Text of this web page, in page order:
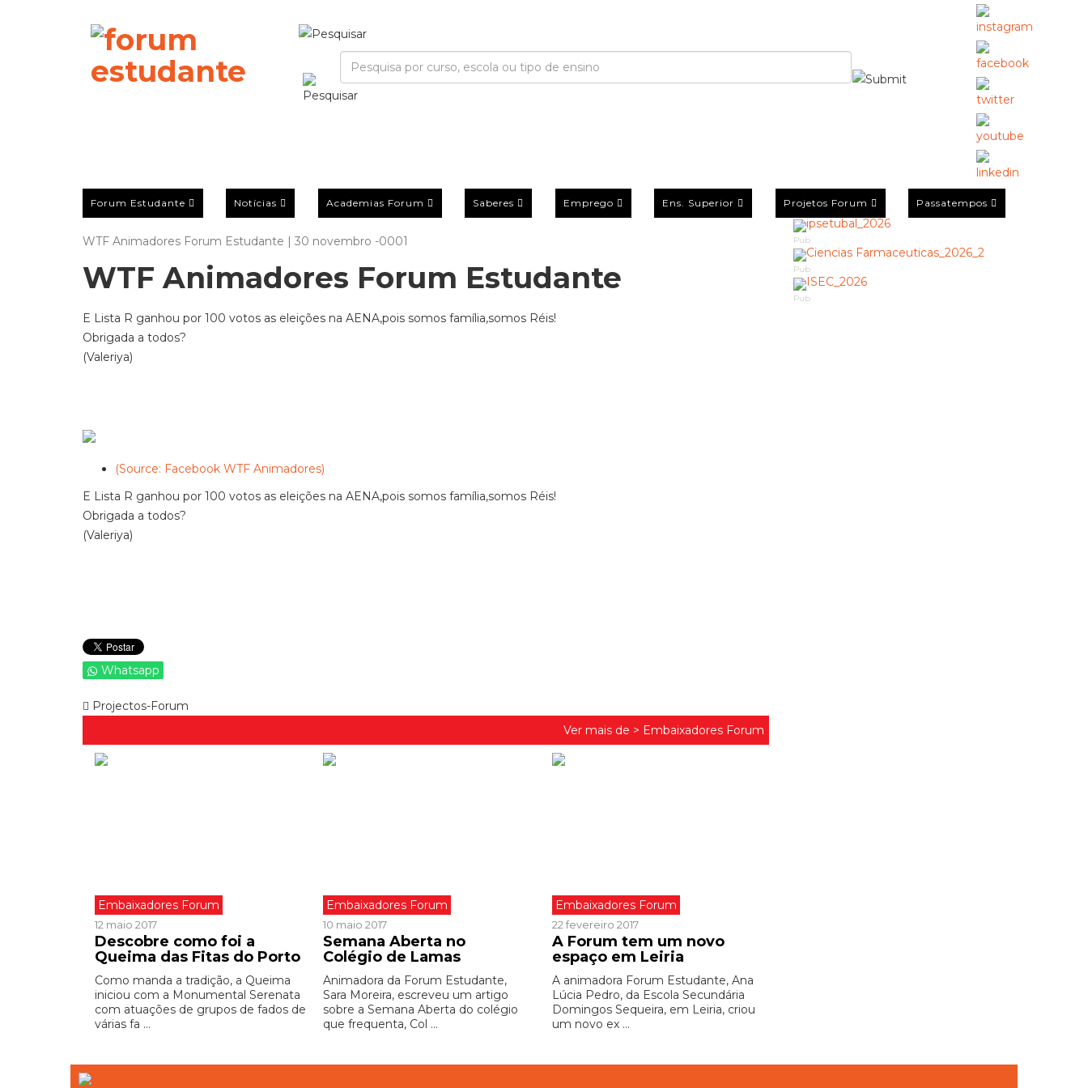
Forum Estudante Notícias Academias Forum Saberes Emprego Ens. Superior Projetos Forum Passatempos
WTF Animadores Forum Estudante | 30 novembro -0001
WTF Animadores Forum Estudante
E Lista R ganhou por 100 votos as eleições na AENA,pois somos família,somos Réis!
Obrigada a todos?
(Valeriya)
(Source: Facebook WTF Animadores)
E Lista R ganhou por 100 votos as eleições na AENA,pois somos família,somos Réis!
Obrigada a todos?
(Valeriya)
Whatsapp
Projectos-Forum
Ver mais de > Embaixadores Forum
Embaixadores Forum
12 maio 2017
Descobre como foi a
Queima das Fitas do Porto
Como manda a tradição, a Queima
iniciou com a Monumental Serenata
com atuações de grupos de fados de
várias fa ...
Embaixadores Forum
10 maio 2017
Semana Aberta no
Colégio de Lamas
Animadora da Forum Estudante,
Sara Moreira, escreveu um artigo
sobre a Semana Aberta do colégio
que frequenta, Col ...
Embaixadores Forum
22 fevereiro 2017
A Forum tem um novo
espaço em Leiria
A animadora Forum Estudante, Ana
Lúcia Pedro, da Escola Secundária
Domingos Sequeira, em Leiria, criou
um novo ex ...
Pub
Pub
Pub